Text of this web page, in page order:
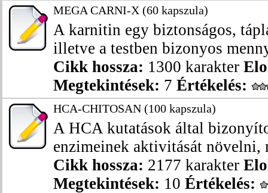
MEGA CARNI-X (60 kapszula)
A karnitin egy biztonságos,
illetve a testben bizonyos
Cikk hossza: 1300 karakter
Megtekintések: 7 Értékelés:
HCA-CHITOSAN (100 kapszula)
A HCA kutatások által
enzimeinek aktivitását növelni,
Cikk hossza: 2177 karakter
Megtekintések: 10 Értékelés: